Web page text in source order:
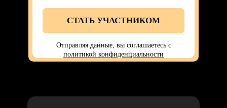
СТАТЬ УЧАСТНИКОМ
Отправляя данные, вы соглашаетесь с
политикой конфиденциальности